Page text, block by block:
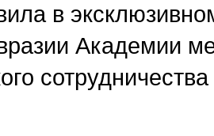
в
Академии